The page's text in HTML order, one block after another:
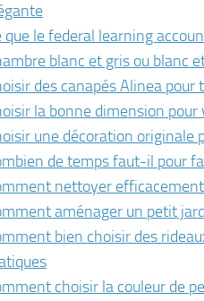
que le federal learning
blanc et gris ou blanc
des canapés Alinea
la bonne dimension
une décoration originale
de temps faut-il pour
nettoyer
aménager un petit
bien choisir des
choisir la couleur de